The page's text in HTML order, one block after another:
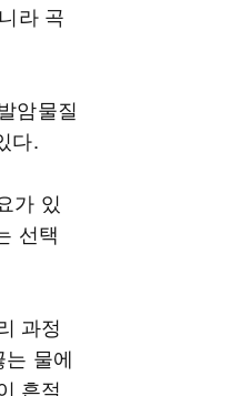
라 곡
암물질
다.
가 있
선택
과정
물에
흔적